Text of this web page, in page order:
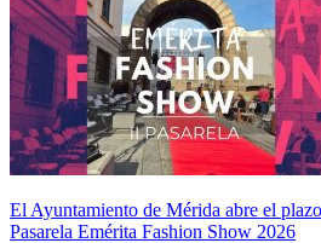
El Ayuntamiento de Mérida abre el
Pasarela Emérita Fashion Show 2026